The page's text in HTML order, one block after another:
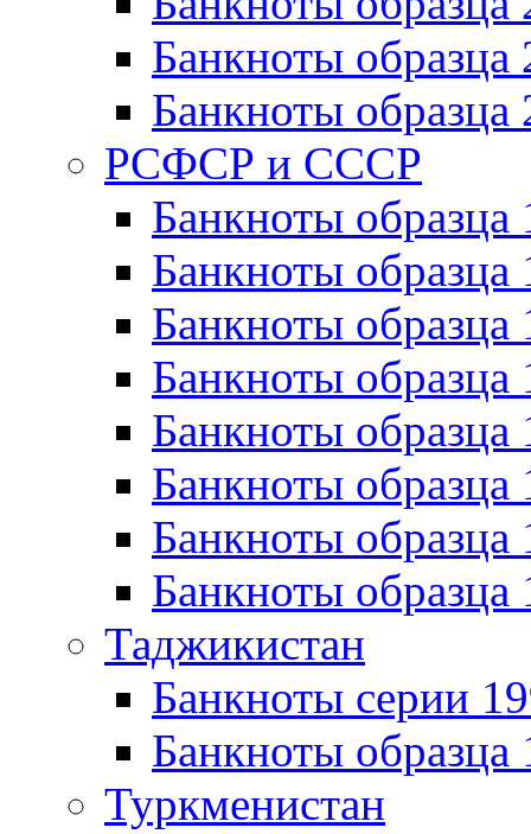
Банкноты образца
Банкноты образца
РСФСР и СССР
Банкноты
Банкноты образца
Банкноты образца
Банкноты образца
Банкноты образца
Банкноты образца
Банкноты образца
Банкноты образца
Таджикистан
Банкноты серии
Банкноты образца
Туркменистан